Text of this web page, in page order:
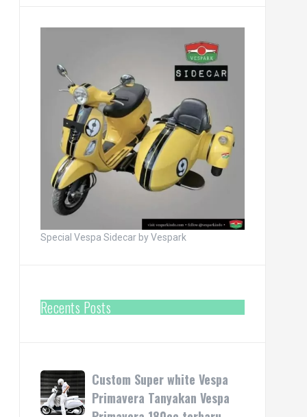
Special Vespa Sidecar by Vespark
Recents Posts
Custom
Super
white
Custom Super white Vespa
Primavera Tanyakan Vespa